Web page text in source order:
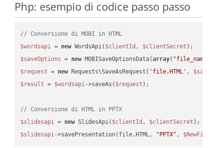
Php: esempio di codice passo passo
// Conversione di MOBI in HTML
$wordsapi = new WordsApi( $clientId , $clientSecret
$saveOptions = new MOBISaveOptionsData(array( "file_name"
$request = new Requests\SaveAsRequest( 'file.HTML' ,
$result = $wordsapi->saveAs( $request );
// Conversione di HTML in PPTX
$slidesapi = new SlidesApi( $clientId , $clientSecret
$slidesapi->savePresentation(file.HTML, "PPTX" , $NewFile